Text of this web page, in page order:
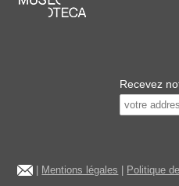
Recevez
Mentions légales Politique